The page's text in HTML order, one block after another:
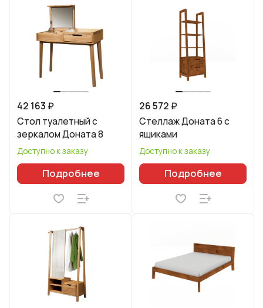
42 163 ₽
Стол туалетный с
зеркалом Доната 8
Доступно к заказу
Подробнее
26 572 ₽
Стеллаж Доната 6 с
ящиками
Доступно к заказу
Подробнее